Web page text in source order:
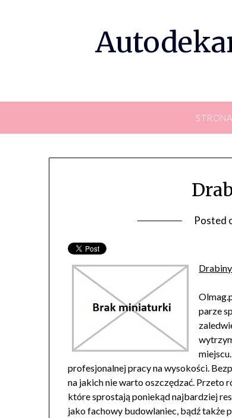
Posted
parze
profesjonalnej pracy na wysokości.
na jakich nie warto oszczędzać. Przeto
które sprostają poniekąd najbardziej
jako fachowy budowlaniec, bądź także